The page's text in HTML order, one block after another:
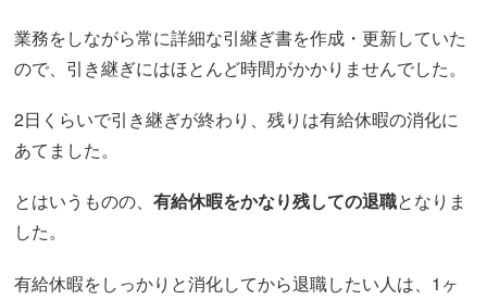
業務をしながら常に詳細な引継ぎ書を作成・更新していた
ので、引き継ぎにはほとんど時間がかかりませんでした。
2日くらいで引き継ぎが終わり、残りは有給休暇の消化に
あてました。
とはいうものの、有給休暇をかなり残しての退職となりま
した。
有給休暇をしっかりと消化してから退職したい人は、1ヶ